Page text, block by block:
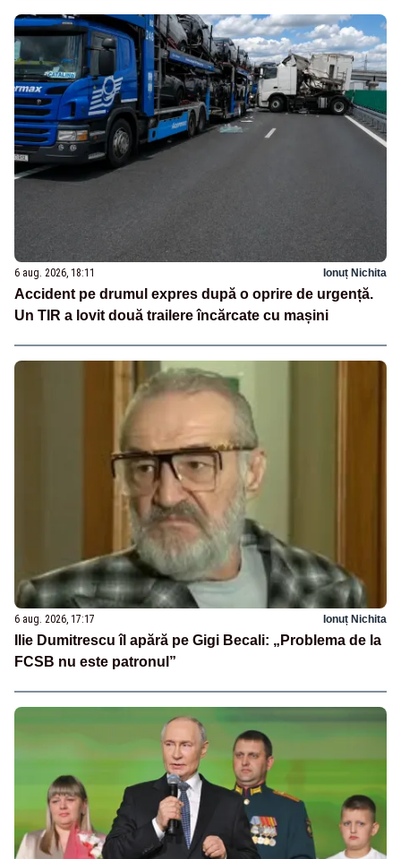
6 aug. 2026, 18:11 Ionuț Nichita
Accident pe drumul expres după o oprire de urgență.
Un TIR a lovit două trailere încărcate cu mașini
6 aug. 2026, 17:17 Ionuț Nichita
Ilie Dumitrescu îl apără pe Gigi Becali: „Problema de la
FCSB nu este patronul”